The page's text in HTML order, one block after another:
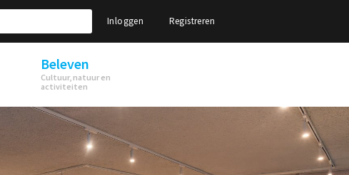
Inloggen Registreren
Beleven
Cultuur, natuur en
activiteiten